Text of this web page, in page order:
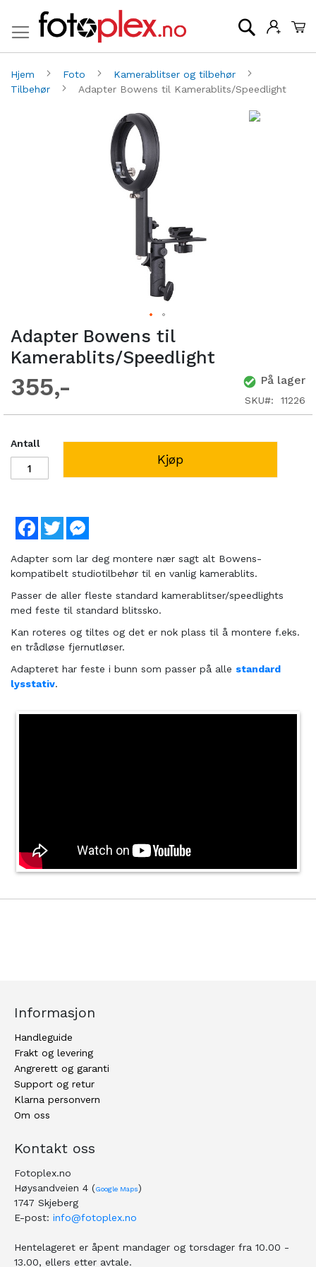
Søk
Hjem Foto
Kamerablitser og tilbehør
Tilbehør
Adapter Bowens til Kamerablits/Speedlight
Adapter Bowens til
Kamerablits/Speedlight
355 På lager
SKU 11226
Antall
Kjøp
Facebook
Twitter
Adapter som lar deg montere nær sagt alt Bowens-
kompatibelt studiotilbehør til en vanlig kamerablits.
Passer de aller fleste standard kamerablitser/speedlights
med feste til standard blitssko.
Kan roteres og tiltes og det er nok plass til å montere f.eks.
en trådløse fjernutløser.
Adapteret har feste i bunn som passer på alle standard
lysstativ.
Informasjon
Handleguide
Frakt og levering
Angrerett og garanti
Support og retur
Klarna personvern
Om oss
Kontakt oss
Fotoplex.no
Høysandveien 4 (Google Maps)
1747 Skjeberg
E-post: info@fotoplex.no
Hentelageret er åpent mandager og torsdager fra 10.00 -
13.00, ellers etter avtale.